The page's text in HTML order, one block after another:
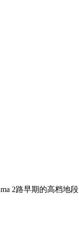
2路早期的高档地段